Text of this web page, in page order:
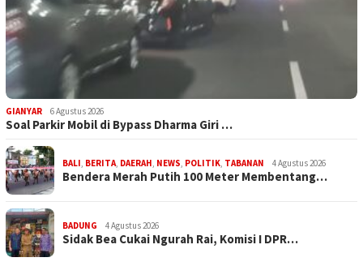
GIANYAR 6 Agustus 2026
Soal Parkir Mobil di Bypass Dharma Giri …
BALI, BERITA, DAERAH, NEWS, POLITIK, TABANAN 4 Agustus 2026
Bendera Merah Putih 100 Meter Membentang…
BADUNG 4 Agustus 2026
Sidak Bea Cukai Ngurah Rai, Komisi I DPR…